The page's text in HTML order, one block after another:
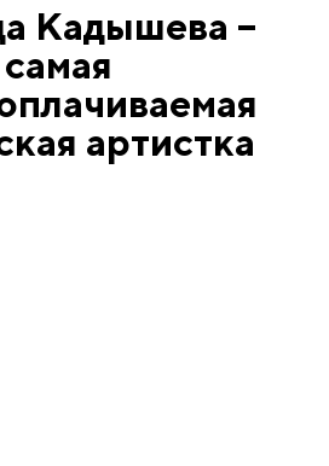
Кадышева –
самая
артистка